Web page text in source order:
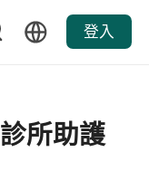
登入
所助護